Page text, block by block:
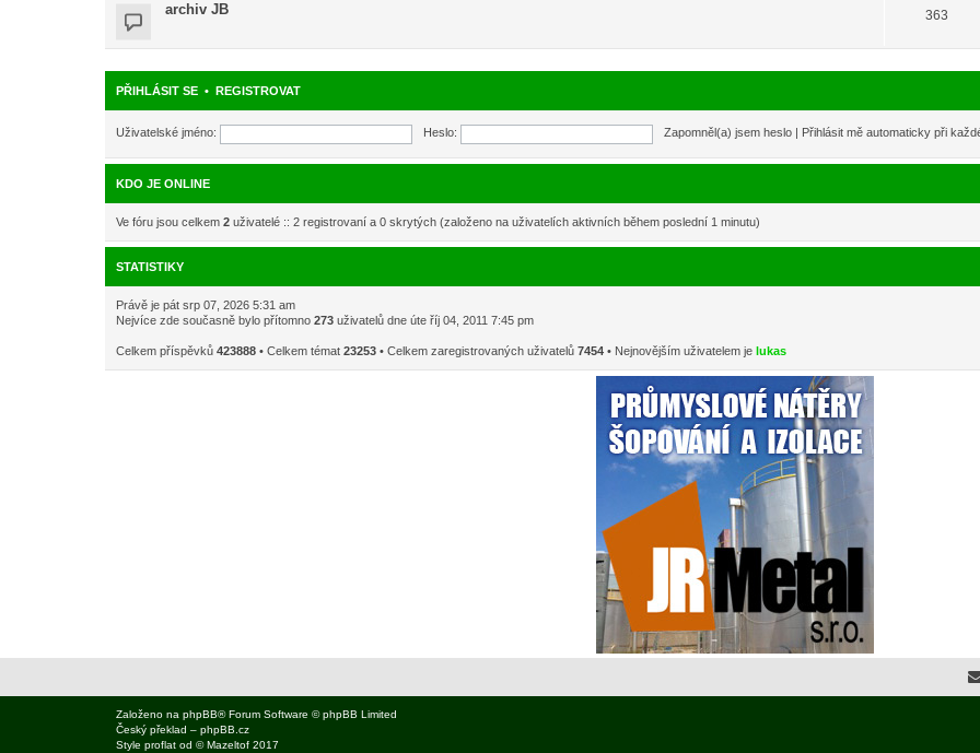
archiv JB 363
PŘIHLÁSIT SE • REGISTROVAT
Uživatelské jméno: Heslo: Zapomněl(a) jsem heslo Přihlásit mě automaticky při
KDO JE ONLINE
Ve fóru jsou celkem 2 uživatelé :: 2 registrovaní a 0 skrytých (založeno na uživatelích aktivních během poslední 1 minutu)
STATISTIKY
Právě je pát srp 07, 2026 5:31 am
Nejvíce zde současně bylo přítomno 273 uživatelů dne úte říj 04, 2011 7:45 pm
Celkem příspěvků 423888 • Celkem témat 23253 • Celkem zaregistrovaných uživatelů 7454 • Nejnovějším uživatelem je lukas
Založeno na phpBB® Forum Software © phpBB Limited
Český překlad – phpBB.cz
Style proflat od ©Mazeltof 2017